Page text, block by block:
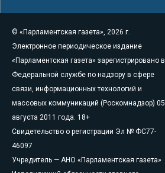
© «Парламентская газета», 2026 г.
Электронное периодическое издание
«Парламентская газета» зарегистрировано в
Федеральной службе по надзору в сфере
связи, информационных технологий и
массовых коммуникаций (Роскомнадзор) 05
августа 2011 года. 18+
Свидетельство о регистрации Эл № ФС77-
46097
Учредитель — АНО «Парламентская газета»